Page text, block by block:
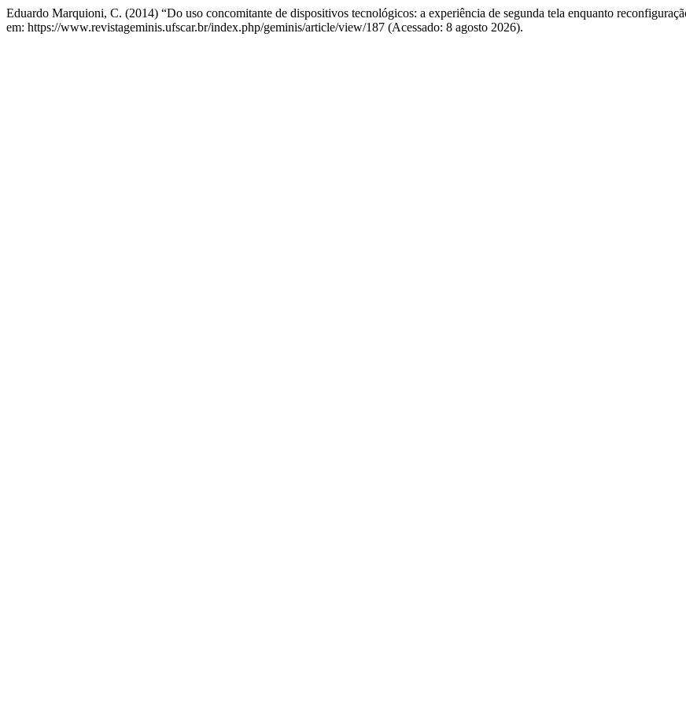
Eduardo Marquioni, C. (2014) “Do uso concomitante de dispositivos tecnológicos: a experiência de segunda tela enquanto
em: https://www.revistageminis.ufscar.br/index.php/geminis/article/view/187 (Acessado: 8 agosto 2026).